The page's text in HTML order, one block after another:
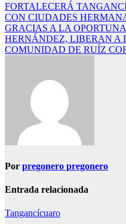
Navegación
de
entradas
FORTALECERÁ
CON CIUDADES
GRACIAS A LA
HERNÁNDEZ, LIBERAN A
COMUNIDAD DE RUÍZ
Por pregonero pregonero
Entrada relacionada
Tangancícuaro